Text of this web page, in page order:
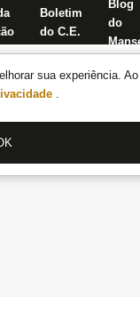
sua experiência.
.
Boletim
do C.E.
Blog
do